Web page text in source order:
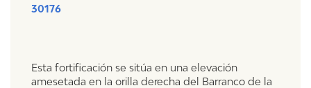
30176
Esta fortificación se sitúa en una elevación
amesetada en la orilla derecha del Barranco de la